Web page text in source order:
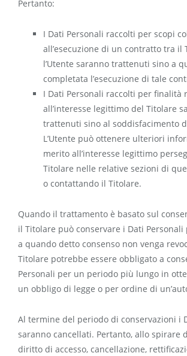
Pertanto:
I Dati Personali raccolti per scopi
all’esecuzione di un contratto tra il
l’Utente saranno trattenuti sino a
completata l’esecuzione di tale
I Dati Personali raccolti per finalità
all’interesse legittimo del Titolare
trattenuti sino al soddisfacimento
L’Utente può ottenere ulteriori
merito all’interesse legittimo
Titolare nelle relative sezioni di
o contattando il Titolare.
Quando il trattamento è basato sul
il Titolare può conservare i Dati
a quando detto consenso non venga
Titolare potrebbe essere obbligato a
Personali per un periodo più lungo in
un obbligo di legge o per ordine di
Al termine del periodo di conservazioni i
saranno cancellati. Pertanto, allo spirare
diritto di accesso, cancellazione,